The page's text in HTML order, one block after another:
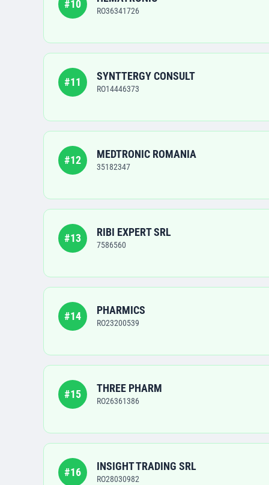
#10
RO36341726
#11 SYNTTERGY CONSULT
RO14446373
#12 MEDTRONIC ROMANIA
35182347
#13 RIBI EXPERT SRL
7586560
#14 PHARMICS
RO23200539
#15 THREE PHARM
RO26361386
#16 INSIGHT TRADING SRL
RO28030982